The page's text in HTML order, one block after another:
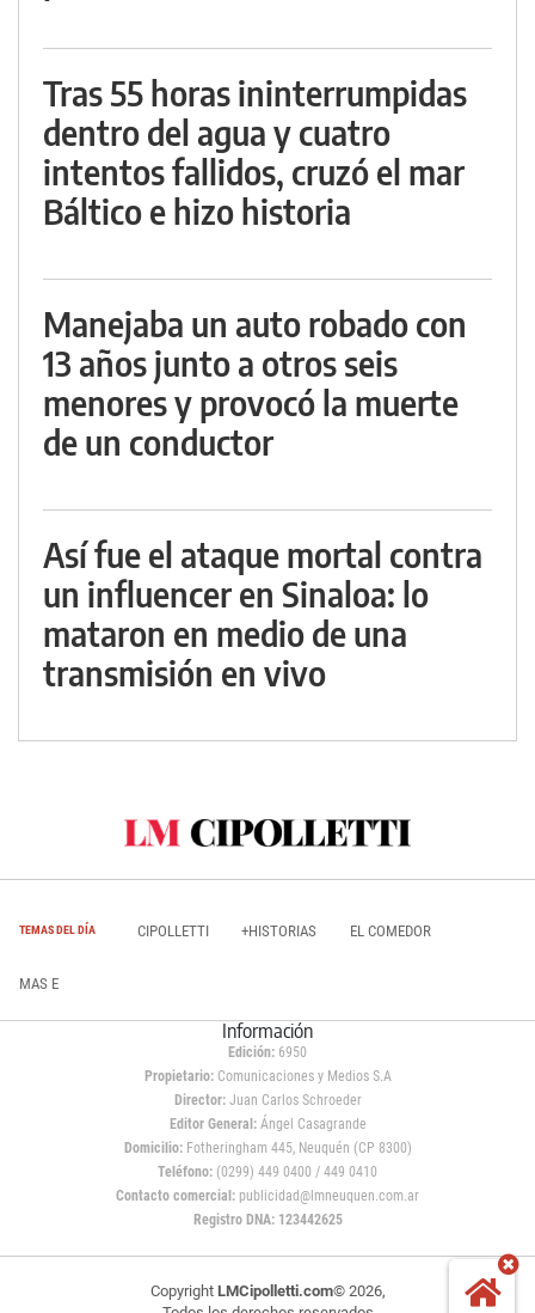
Tras 55 horas ininterrumpidas
dentro del agua y cuatro
intentos fallidos, cruzó el mar
Báltico e hizo historia
Manejaba un auto robado con
13 años junto a otros seis
menores y provocó la muerte
de un conductor
Así fue el ataque mortal contra
un influencer en Sinaloa: lo
mataron en medio de una
transmisión en vivo
TEMAS DEL DÍA CIPOLLETTI +HISTORIAS EL COMEDOR
MAS E
Información
Edición: 6950
Propietario:Comunicaciones y Medios S.A
Director: Juan Carlos Schroeder
Editor General:Ángel Casagrande
Domicilio:Fotheringham 445, Neuquén (CP 8300)
Teléfono: (0299) 449 0400 / 449 0410
Contacto comercial: publicidad@lmneuquen.com.ar
Registro DNA: 123442625
Copyright LMCipolletti.com© 2026,